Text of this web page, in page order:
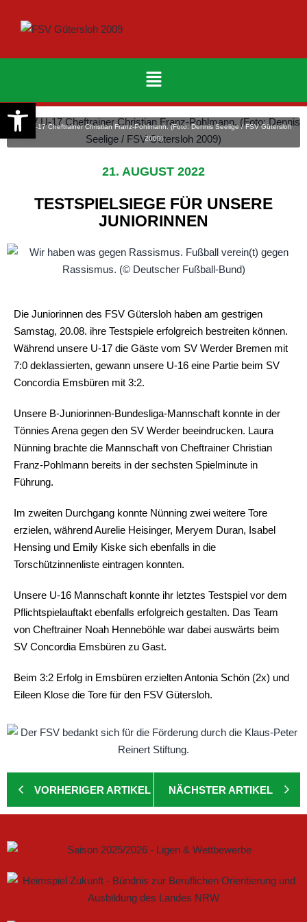
FSV U-17 Cheftrainer Christian Franz-Pohlmann. (Foto: Dennis Seelige / FSV Gütersloh
2009)
21. AUGUST 2022
TESTSPIELSIEGE FÜR UNSERE
JUNIORINNEN
Die Juniorinnen des FSV Gütersloh haben am gestrigen
Samstag, 20.08. ihre Testspiele erfolgreich bestreiten können.
Während unsere U-17 die Gäste vom SV Werder Bremen mit
7:0 deklassierten, gewann unsere U-16 eine Partie beim SV
Concordia Emsbüren mit 3:2.
Unsere B-Juniorinnen-Bundesliga-Mannschaft konnte in der
Tönnies Arena gegen den SV Werder beeindrucken. Laura
Nünning brachte die Mannschaft von Cheftrainer Christian
Franz-Pohlmann bereits in der sechsten Spielminute in
Führung.
Im zweiten Durchgang konnte Nünning zwei weitere Tore
erzielen, während Aurelie Heisinger, Meryem Duran, Isabel
Hensing und Emily Kiske sich ebenfalls in die
Torschützinnenliste eintragen konnten.
Unsere U-16 Mannschaft konnte ihr letztes Testspiel vor dem
Pflichtspielauftakt ebenfalls erfolgreich gestalten. Das Team
von Cheftrainer Noah Henneböhle war dabei auswärts beim
SV Concordia Emsbüren zu Gast.
Beim 3:2 Erfolg in Emsbüren erzielten Antonia Schön (2x) und
Eileen Klose die Tore für den FSV Gütersloh.
VORHERIGER ARTIKEL NÄCHSTER ARTIKEL
Werkzeugleiste öffnen